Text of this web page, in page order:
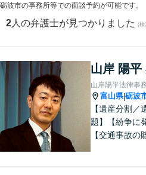
砺波市の事務所等での面談予約が可能です。
2 人の弁護士が見つかりました (検
山岸 陽平
山岸陽平法律事
富山県|砺波
【遺産分割／
題】【紛争に
【交通事故の